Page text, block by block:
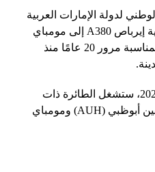
لدولة الإمارات العربية
المتحدة، بتشغيل طائرتها الأيقونية إيرباص A380 إلى مومباي
لفترة خاصة مدتها أربعة أشهر، بمناسبة مرور 20 عامًا منذ
من 1 سبتمبر حتى 31 ديسمبر 2024، ستشغل الطائرة ذات
الطابقين ثلاث رحلات أسبوعية بين أبوظبي (AUH) ومومباي